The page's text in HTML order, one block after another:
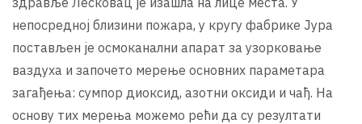
непосредној близини пожара, у кругу фабрике Јура
постављен је осмоканални апарат за узорковање
ваздуха и започето мерење основних параметара
загађења: сумпор диоксид, азотни оксиди и чађ. На
основу тих мерења можемо рећи да су резултати